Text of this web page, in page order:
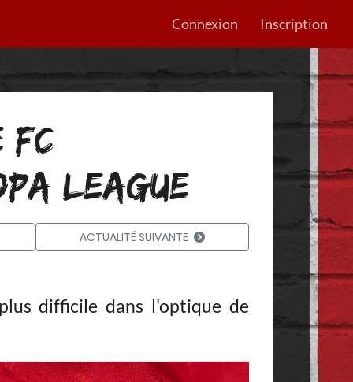
Connexion Inscription
FC
LEAGUE
ACTUALITÉ SUIVANTE
difficile dans l'optique de